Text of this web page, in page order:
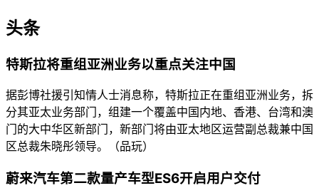
头条
特斯拉将重组亚洲业务以重点关注中国
据彭博社援引知情人士消息称，特斯拉正在重组亚洲业务，拆
分其亚太业务部门，组建一个覆盖中国内地、香港、台湾和澳
门的大中华区新部门，新部门将由亚太地区运营副总裁兼中国
区总裁朱晓彤领导。（品玩）
蔚来汽车第二款量产车型ES6开启用户交付